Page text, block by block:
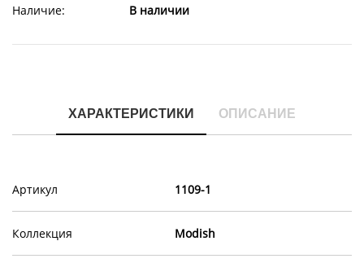
Наличие:
В наличии
ХАРАКТЕРИСТИКИ ОПИСАНИЕ
Артикул 1109-1
Коллекция Modish